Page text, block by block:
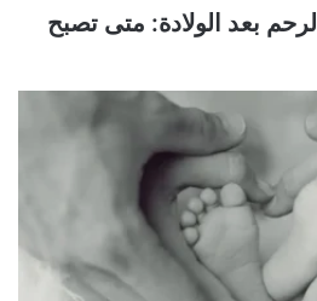
بعد الولادة: متى تصبح